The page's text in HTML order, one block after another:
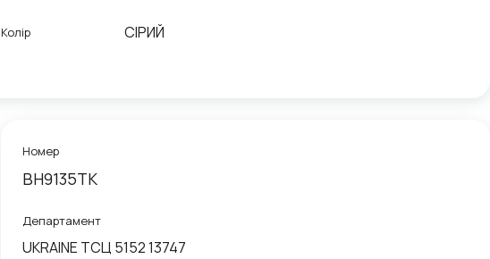
Колір СІРИЙ
Номер
ВН9135ТК
Департамент
UKRAINE ТСЦ 5152 13747